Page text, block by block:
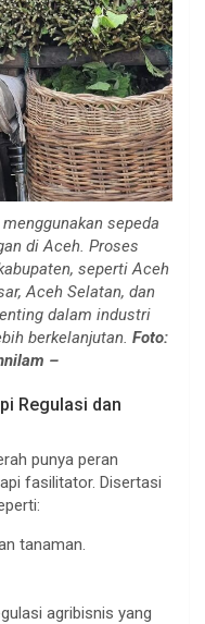
sepeda
di Aceh. Proses
seperti Aceh
Aceh Selatan, dan
dalam industri
berkelanjutan. Foto:
–
Regulasi dan
punya peran
fasilitator. Disertasi
tanaman.
agribisnis yang